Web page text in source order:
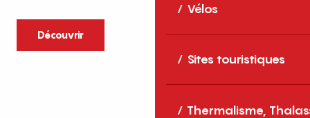
Vélos
Sites touristiques
Thermalisme,
Découvrir
Entre mer Méditerranée, villages de
caractère et grands espaces naturels, les
Pyrénées-Orientales sont une destination
idéale pour partager des moments en
famille tout au long...